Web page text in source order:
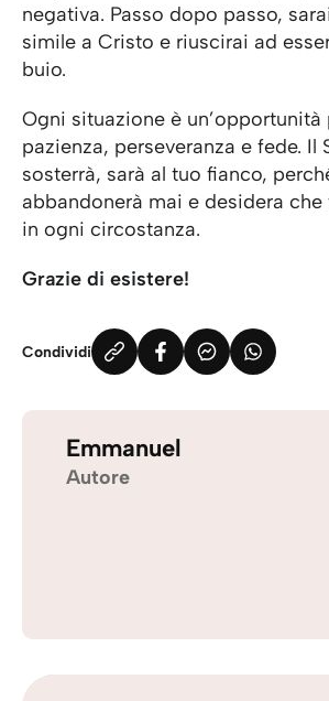
negativa. Passo dopo passo,
simile a Cristo e riuscirai ad
buio.
Ogni situazione è un’opportunità
pazienza, perseveranza e fede. Il
sosterrà, sarà al tuo fianco,
abbandonerà mai e desidera
in ogni circostanza.
Grazie di esistere!
Condividi
Emmanuel
Autore